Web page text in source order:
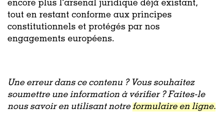
encore plus l’arsenal juridique déjà existant,
tout en restant conforme aux principes
constitutionnels et protégés par nos
engagements européens.
Une erreur dans ce contenu ? Vous souhaitez
soumettre une information à vérifier ? Faites-le
nous savoir en utilisant notreformulaire en ligne.